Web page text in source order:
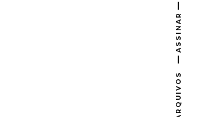
ASSINAR
ARQUIVOS